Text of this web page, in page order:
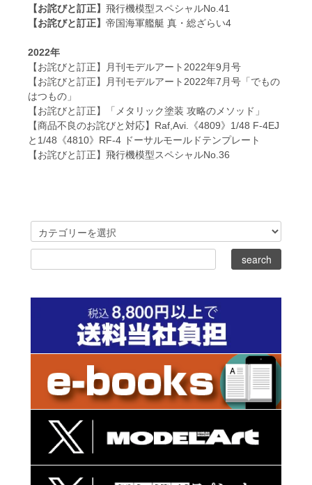
【お詫びと訂正】 飛行機模型スペシャルNo.41
【お詫びと訂正】 帝国海軍艦艇 真・総ざらい4
2022年
【お詫びと訂正】月刊モデルアート2022年9月号
【お詫びと訂正】月刊モデルアート2022年7月号「でもの
はつもの」
【お詫びと訂正】「メタリック塗装 攻略のメソッド」
【商品不良のお詫びと対応】Raf,Avi.《4809》1/48 F-4EJ
と1/48《4810》RF-4 ドーサルモールドテンプレート
【お詫びと訂正】飛行機模型スペシャルNo.36